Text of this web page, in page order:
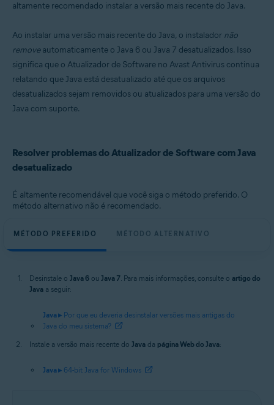
Premium/Professional/Enterprise/Ultimate - Service Pack 1 com
altamente recomendado instalar a versão mais recente do Java.
Ao instalar uma versão mais recente do Java, o instalador não
removeautomaticamente o Java 6 ou Java 7 desatualizados. Isso
significa que o Atualizador de Software no Avast Antivirus continua
relatando que Java está desatualizado até que os arquivos
desatualizados sejam removidos ou atualizados para uma versão do
Java com suporte.
Resolver problemas do Atualizador de Software com Java
desatualizado
É altamente recomendável que você siga o método preferido. O
método alternativo não é recomendado.
MÉTODO PREFERIDO MÉTODO ALTERNATIVO
Desinstale o Java 6 ou Java 7. Para mais informações, consulte o artigo do
Java a seguir:
Java ▸ Por que eu deveria desinstalar versões mais antigas do
Java do meu sistema?
Instale a versão mais recente do Java da página Web do Java:
Java ▸ 64-bit Java for Windows